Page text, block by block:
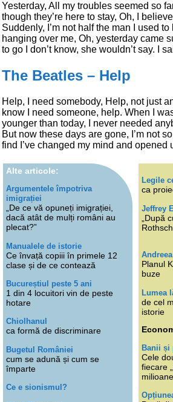
Yesterday, All my troubles seemed so
though they’re here to stay, Oh, I
Suddenly, I’m not half the man I used
hanging over me, Oh, yesterday came
to go I don’t know, she wouldn’t say. I
The Beatles – Help
Help, I need somebody, Help, not just
know I need someone, help. When I
younger than today, I never needed
But now these days are gone, I’m not
find I’ve changed my mind and opened
Alte articole:
Argumentele împotriva
imigrației
„De ce vă opuneți imigrației,
dacă atât de mulți români au
plecat?”
Manualele de istorie
Ce învață copiii în primele 12
clase și de ce contează
Bucureștiul peste 5 ani
1 din 4 locuitori vin de peste
hotare
Chiolhanul
ca formă de discriminare
Bugetul României
cum se adună și cum se
împarte
Ce e sionismul?
Legile
ca
Jeffrey
„După
Planul
buze
Lumea
de cel
istorie
Banii și
Cele
fiecare